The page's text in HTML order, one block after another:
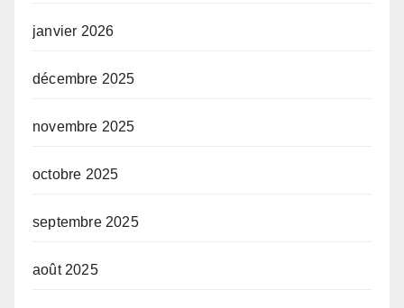
janvier 2026
décembre 2025
novembre 2025
octobre 2025
septembre 2025
août 2025